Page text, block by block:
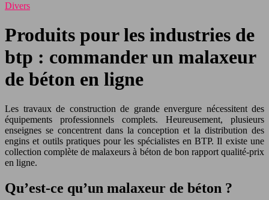
Divers
Produits pour les industries de
btp : commander un malaxeur
de béton en ligne
Les travaux de construction de grande envergure nécessitent des
équipements professionnels complets. Heureusement, plusieurs
enseignes se concentrent dans la conception et la distribution des
engins et outils pratiques pour les spécialistes en BTP. Il existe une
collection complète de malaxeurs à béton de bon rapport qualité-prix
en ligne.
Qu’est-ce qu’un malaxeur de béton ?